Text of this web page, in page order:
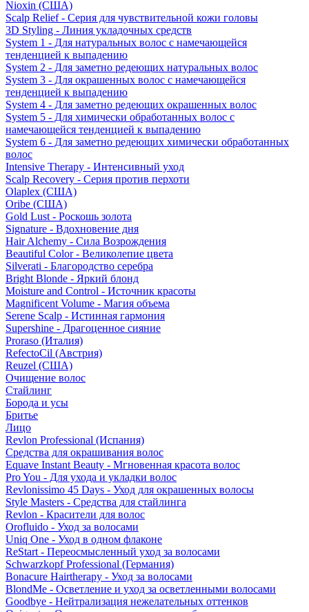
Nioxin (США)
Scalp Relief - Серия для чувствительной кожи головы
3D Styling - Линия укладочных средств
System 1 - Для натуральных волос с намечающейся
тенденцией к выпадению
System 2 - Для заметно редеющих натуральных волос
System 3 - Для окрашенных волос с намечающейся
тенденцией к выпадению
System 4 - Для заметно редеющих окрашенных волос
System 5 - Для химически обработанных волос с
намечающейся тенденцией к выпадению
System 6 - Для заметно редеющих химически обработанных
волос
Intensive Therapy - Интенсивный уход
Scalp Recovery - Серия против перхоти
Olaplex (США)
Oribe (США)
Gold Lust - Роскошь золота
Signature - Вдохновение дня
Hair Alchemy - Сила Возрождения
Beautiful Color - Великолепие цвета
Silverati - Благородство серебра
Bright Blonde - Яркий блонд
Moisture and Control - Источник красоты
Magnificent Volume - Магия объема
Serene Scalp - Истинная гармония
Supershine - Драгоценное сияние
Proraso (Италия)
RefectoCil (Австрия)
Reuzel (США)
Очищение волос
Стайлинг
Борода и усы
Бритье
Лицо
Revlon Professional (Испания)
Средства для окрашивания волос
Equave Instant Beauty - Мгновенная красота волос
Pro You - Для ухода и укладки волос
Revlonissimo 45 Days - Уход для окрашенных волосы
Style Masters - Средства для стайлинга
Revlon - Красители для волос
Orofluido - Уход за волосами
Uniq One - Уход в одном флаконе
ReStart - Переосмысленный уход за волосами
Schwarzkopf Professional (Германия)
Bonacure Hairtherapy - Уход за волосами
BlondMe - Осветление и уход за осветленными волосами
Goodbye - Нейтрализация нежелательных оттенков